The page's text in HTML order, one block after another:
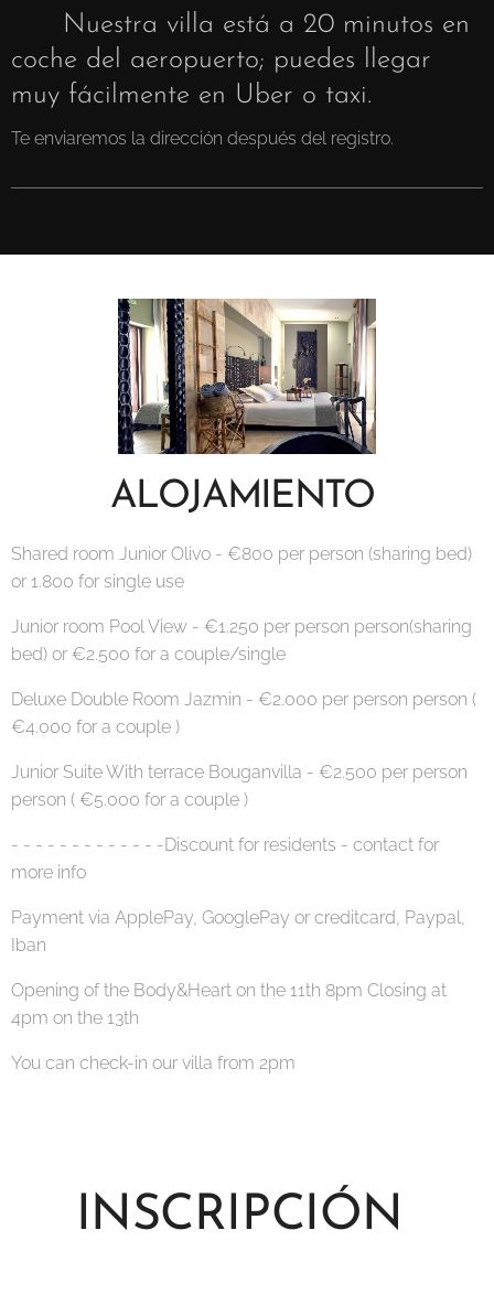
✈️ Nuestra villa está a 20 minutos en
coche del aeropuerto; puedes llegar
muy fácilmente en Uber o taxi.
Te enviaremos la dirección después del registro.
ALOJAMIENTO
Shared room Junior Olivo - €800 per person (sharing bed)
or 1.800 for single use
Junior room Pool View - €1.250 per person person(sharing
bed) or €2.500 for a couple/single
Deluxe Double Room Jazmin - €2.000 per person person (
€4.000 for a couple )
Junior Suite With terrace Bouganvilla - €2.500 per person
person ( €5.000 for a couple )
- - - - - - - - - - - - -Discount for residents - contact for
more info
Payment via ApplePay, GooglePay or creditcard, Paypal,
Iban
Opening of the Body&Heart on the 11th 8pm Closing at
4pm on the 13th
You can check-in our villa from 2pm
INSCRIPCIÓN